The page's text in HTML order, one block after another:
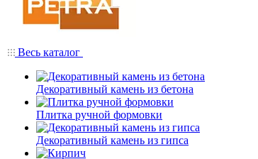
Весь каталог
Декоративный камень из бетона
Плитка ручной формовки
Декоративный камень из гипса